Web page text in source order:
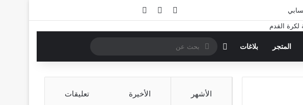
تسجيل الدخول
مقال عشوائي
المتجر بلاغات الوضع المظلم
بحث
عن
الأشهر الأخيرة تعليقات